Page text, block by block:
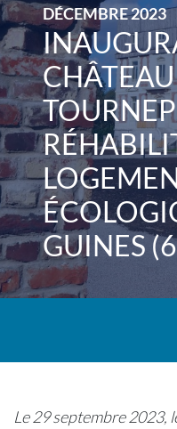
DÉCEMBRE 2023
GUINES
Le 29 septembre 2023,